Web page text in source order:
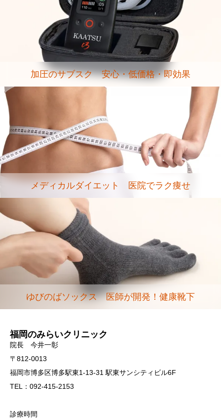
加圧のサブスク 安心・低価格・即効果
メディカルダイエット 医院でラク痩せ
ゆびのばソックス 医師が開発！健康靴下
福岡のみらいクリニック
院長 今井一彰
〒812-0013
福岡市博多区博多駅東1-13-31 駅東サンシティビル6F
TEL：092-415-2153
診療時間